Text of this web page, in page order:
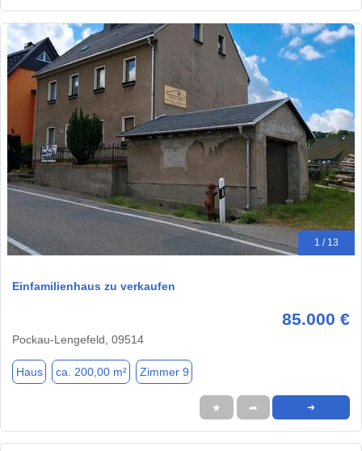
1 / 13
Einfamilienhaus zu verkaufen
85.000 €
Pockau-Lengefeld, 09514
Haus ca. 200,00 m² Zimmer 9
★ ➦ ➜